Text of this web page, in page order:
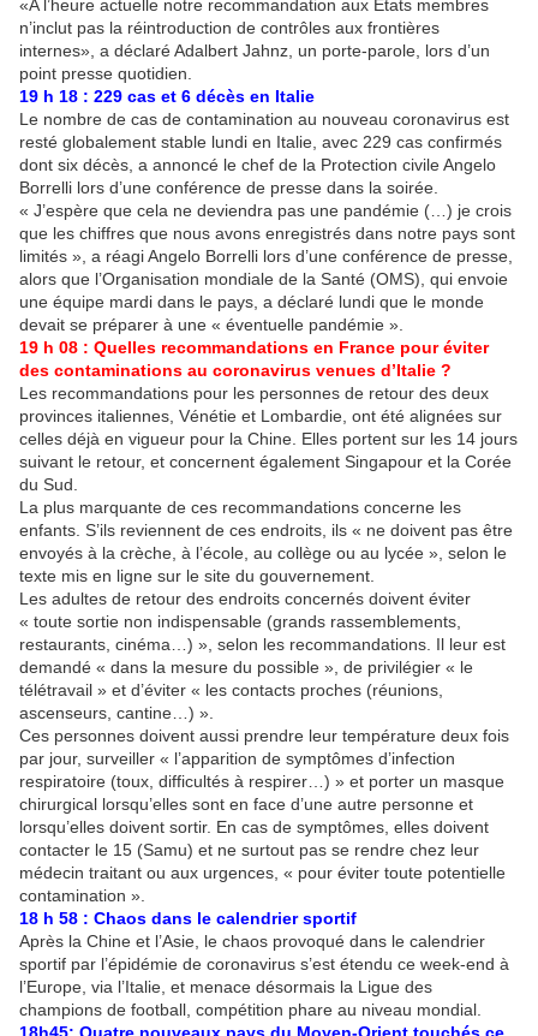
«A l’heure actuelle notre recommandation aux Etats membres
n’inclut pas la réintroduction de contrôles aux frontières
internes», a déclaré Adalbert Jahnz, un porte-parole, lors d’un
point presse quotidien.
19 h 18 : 229 cas et 6 décès en Italie
Le nombre de cas de contamination au nouveau coronavirus est
resté globalement stable lundi en Italie, avec 229 cas confirmés
dont six décès, a annoncé le chef de la Protection civile Angelo
Borrelli lors d’une conférence de presse dans la soirée.
« J’espère que cela ne deviendra pas une pandémie (…) je crois
que les chiffres que nous avons enregistrés dans notre pays sont
limités », a réagi Angelo Borrelli lors d’une conférence de presse,
alors que l’Organisation mondiale de la Santé (OMS), qui envoie
une équipe mardi dans le pays, a déclaré lundi que le monde
devait se préparer à une « éventuelle pandémie ».
19 h 08 : Quelles recommandations en France pour éviter
des contaminations au coronavirus venues d’Italie ?
Les recommandations pour les personnes de retour des deux
provinces italiennes, Vénétie et Lombardie, ont été alignées sur
celles déjà en vigueur pour la Chine. Elles portent sur les 14 jours
suivant le retour, et concernent également Singapour et la Corée
du Sud.
La plus marquante de ces recommandations concerne les
enfants. S’ils reviennent de ces endroits, ils « ne doivent pas être
envoyés à la crèche, à l’école, au collège ou au lycée », selon le
texte mis en ligne sur le site du gouvernement.
Les adultes de retour des endroits concernés doivent éviter
« toute sortie non indispensable (grands rassemblements,
restaurants, cinéma…) », selon les recommandations. Il leur est
demandé « dans la mesure du possible », de privilégier « le
télétravail » et d’éviter « les contacts proches (réunions,
ascenseurs, cantine…) ».
Ces personnes doivent aussi prendre leur température deux fois
par jour, surveiller « l’apparition de symptômes d’infection
respiratoire (toux, difficultés à respirer…) » et porter un masque
chirurgical lorsqu’elles sont en face d’une autre personne et
lorsqu’elles doivent sortir. En cas de symptômes, elles doivent
contacter le 15 (Samu) et ne surtout pas se rendre chez leur
médecin traitant ou aux urgences, « pour éviter toute potentielle
contamination ».
18 h 58 : Chaos dans le calendrier sportif
Après la Chine et l’Asie, le chaos provoqué dans le calendrier
sportif par l’épidémie de coronavirus s’est étendu ce week-end à
l’Europe, via l’Italie, et menace désormais la Ligue des
champions de football, compétition phare au niveau mondial.